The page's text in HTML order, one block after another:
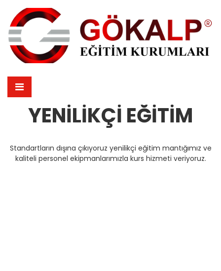
YENILIKÇI EĞITIM
Standartların dışına çıkıyoruz yenilikçi eğitim mantığımız ve
kaliteli personel ekipmanlarımızla kurs hizmeti veriyoruz.